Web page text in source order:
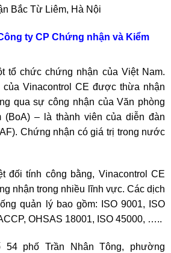
Bắc Từ Liêm, Hà Nội
ty CP Chứng nhận và Kiểm
tổ chức chứng nhận của Việt Nam.
Vinacontrol CE được thừa nhận
qua sự công nhận của Văn phòng
(BoA) – là thành viên của diễn đàn
Chứng nhận có giá trị trong nước
đối tính công bằng, Vinacontrol CE
nhận trong nhiều lĩnh vực. Các dịch
quản lý bao gồm: ISO 9001, ISO
OHSAS 18001, ISO 45000, …..
54 phố Trần Nhân Tông, phường